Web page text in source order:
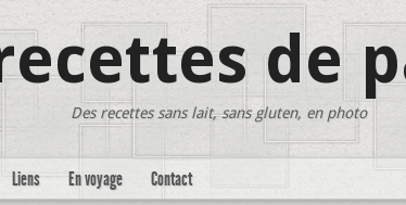
de
Des recettes sans lait, sans gluten, en photo
Liens En voyage Contact